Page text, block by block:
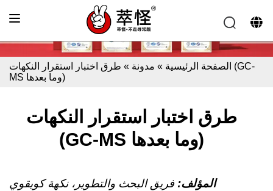
الصفحة الرئيسية » مدونة » طرق اختبار استقرار النكهات (GC-
MS وما بعدها)
طرق اختبار استقرار النكهات
(GC-MS وما بعدها)
المؤلف: فريق البحث والتطوير، نكهة كويقوي